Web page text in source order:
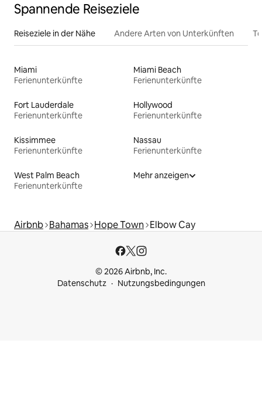
Spannende Reiseziele
Reiseziele in der Nähe Andere Arten von Unterkünften
Miami
Ferienunterkünfte
Miami Beach
Ferienunterkünfte
Fort Lauderdale
Ferienunterkünfte
Hollywood
Ferienunterkünfte
Kissimmee
Ferienunterkünfte
Nassau
Ferienunterkünfte
West Palm Beach
Ferienunterkünfte
Mehr anzeigen
Airbnb Bahamas Hope Town Elbow Cay
© 2026 Airbnb, Inc.
Datenschutz
Nutzungsbedingungen